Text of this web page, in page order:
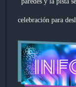
celebración para